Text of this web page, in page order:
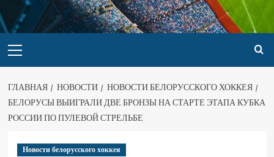
ГЛАВНАЯ НОВОСТИ
НОВОСТИ БЕЛОРУССКОГО ХОККЕЯ
БЕЛОРУСЫ ВЫИГРАЛИ ДВЕ БРОНЗЫ НА СТАРТЕ ЭТАПА КУБКА
РОССИИ ПО ПУЛЕВОЙ СТРЕЛЬБЕ
Новости белорусского хоккея